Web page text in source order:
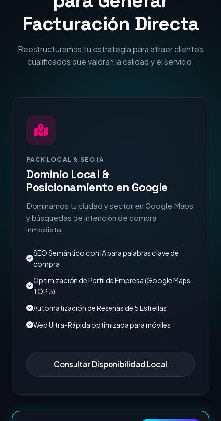
Facturación Directa
Reestructuramos tu estrategia para atraer clientes
cualificados que valoran la calidad y el servicio.
PACK LOCAL & SEO IA
Dominio Local &
Posicionamiento en Google
Dominamos tu ciudad y sector en Google Maps
y búsquedas de intención de compra
inmediata.
SEO Semántico con IA para palabras clave de
compra
Optimización de Perfil de Empresa (Google Maps
TOP 3)
Automatización de Reseñas de 5 Estrellas
Web Ultra-Rápida optimizada para móviles
Consultar Disponibilidad Local